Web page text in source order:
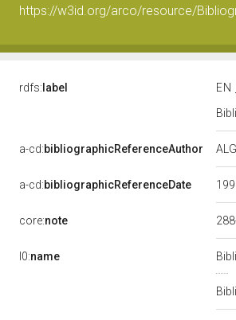
https://w3id.org/arco/resource/
rdfs: label EN
a-cd:bibliographicReferenceAuthor
a-cd:bibliographicReferenceDate
core:note
l0:name